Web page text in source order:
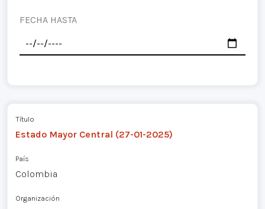
FECHA HASTA
Título
Estado Mayor Central (27-01-2025)
País
Colombia
Organización